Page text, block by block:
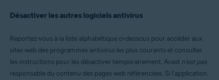
Désactiver les autres logiciels antivirus
Reportez-vous à la liste alphabétique ci-dessous pour accéder aux
sites web des programmes antivirus les plus courants et consulter
les instructions pour les désactiver temporairement. Avast n’est pas
responsable du contenu des pages web référencées. Si l’application